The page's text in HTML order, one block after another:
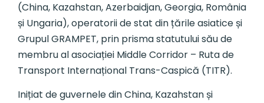
(China, Kazahstan, Azerbaidjan, Georgia, România
și Ungaria), operatorii de stat din țările asiatice și
Grupul GRAMPET, prin prisma statutului său de
membru al asociației Middle Corridor – Ruta de
Transport Internațional Trans-Caspică (TITR).
Inițiat de guvernele din China, Kazahstan și